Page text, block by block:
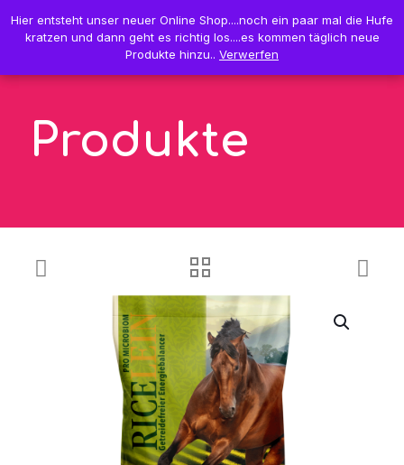
0 0,00 €
Produkte
Hier entsteht unser neuer Online Shop....noch ein paar mal die Hufe
kratzen und dann geht es richtig los....es kommen täglich neue
Produkte hinzu.. Verwerfen
Hier entsteht unser neuer Online Shop....noch ein paar mal die Hufe
kratzen und dann geht es richtig los....es kommen täglich neue
Produkte hinzu.. Verwerfen